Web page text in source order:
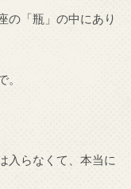
の「瓶」の中にあり
入らなくて、本当に